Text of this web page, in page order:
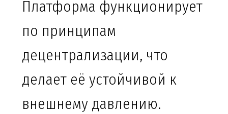
Платформа функционирует
по принципам
децентрализации, что
делает её устойчивой к
внешнему давлению.